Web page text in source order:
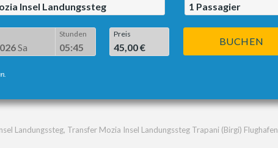
Insel Landungssteg 1 Passagier
Sa
Stunden
05:45
Preis
45,00 €
BUCHEN
Landungssteg, Transfer Mozia Insel Landungssteg Trapani (Birgi) Flughafen